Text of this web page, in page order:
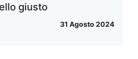
giusto
31 Agosto 2024